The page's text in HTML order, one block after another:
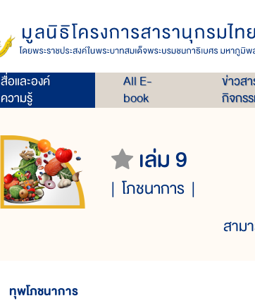
สื่อและองค์
ความรู้
All E-
book
ข่าวส
กิจกร
เล่ม 9
โภชนาการ
สาม
ทุพโภชนาการ